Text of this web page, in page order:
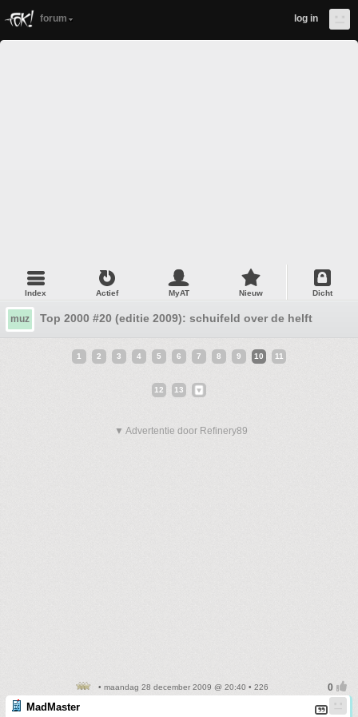
forum log in
Index Actief MyAT Nieuw Dicht
muz Top 2000 #20 (editie 2009): schuifeld over de helft
1 2 3 4 5 6 7 8 9 10 11
12 13
▼ Advertentie door Refinery89
• maandag 28 december 2009 @ 20:40 • 226
MadMaster